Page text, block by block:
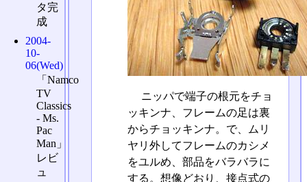
ニッパで端子の根元をチョ
ッキンナ、フレームの足は裏
からチョッキンナ。で、ムリ
ヤリ外してフレームのカシメ
をユルめ、部品をバラバラに
する。想像どおり、接点式の
タ完
成
2004-
10-
06(Wed)
「Namco
TV
Classics
- Ms.
Pac
Man」
レビ
ュ